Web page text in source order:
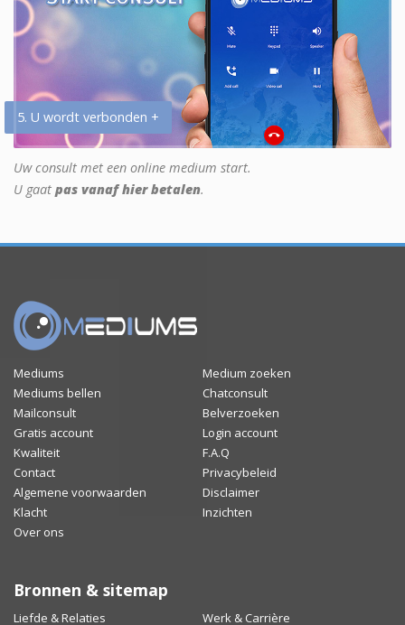
5. U wordt verbonden +
Uw consult met een online medium start.
U gaat pas vanaf hier betalen.
Mediums
Medium zoeken
Mediums bellen
Chatconsult
Mailconsult
Belverzoeken
Gratis account
Login account
Kwaliteit
F.A.Q
Contact
Privacybeleid
Algemene voorwaarden
Disclaimer
Klacht
Inzichten
Over ons
Bronnen & sitemap
Liefde & Relaties Werk & Carrière